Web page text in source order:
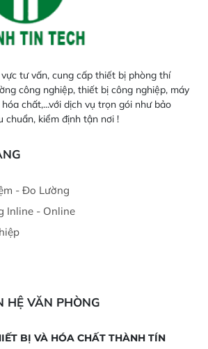
tư vấn, cung cấp thiết bị phòng thí
công nghiệp, thiết bị công nghiệp, máy
chất,...với dịch vụ trọn gói như bảo
chuẩn, kiểm định tận nơi !
- Đo Lường
Inline - Online
HỆ VĂN PHÒNG
BỊ VÀ HÓA CHẤT THÀNH TÍN